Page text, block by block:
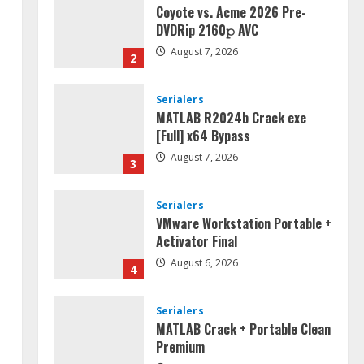
2
Coyote vs. Acme 2026 Pre-
DVDRip 2160𝚙 AVC
August 7, 2026
3
Serialers
MATLAB R2024b Crack exe
[Full] x64 Bypass
August 7, 2026
4
Serialers
VMware Workstation Portable +
Activator Final
August 6, 2026
Serialers
MATLAB Crack + Portable Clean
Premium